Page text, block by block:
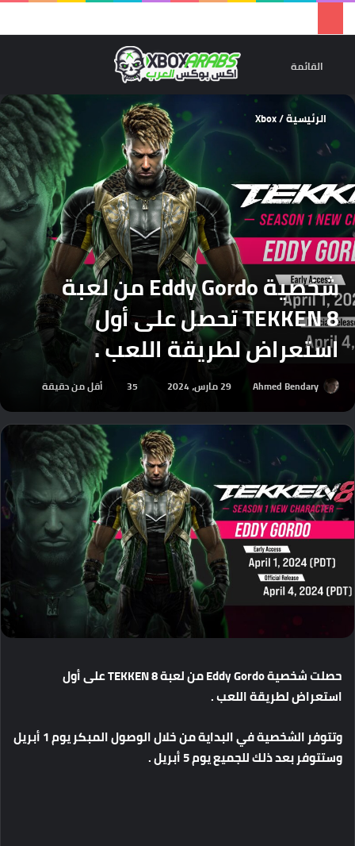
القائمة
الرئيسية/
Xbox
شخصية Eddy Gordo من لعبة
TEKKEN 8 تحصل على أول
استعراض لطريقة اللعب .
Ahmed Bendary 29 مارس، 2024 35 أقل من دقيقة
حصلتشخصية منلعبة علىأول
استعراضلطريقةاللعب.
وتتوفرالشخصيةفيالبدايةمنخلالالوصولالمبكريوم أبريل
وستتوفربعدذلكللجميعيوم أبريل.